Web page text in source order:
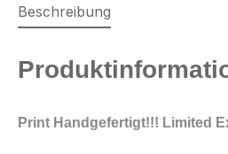
Beschreibung
Print Handgefertigt!!! Limited